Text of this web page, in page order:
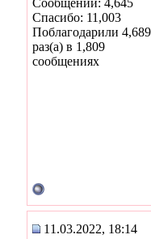
Сообщений: 4,645
Спасибо: 11,003
Поблагодарили 4,689
раз(а) в 1,809
сообщениях
11.03.2022, 18:14